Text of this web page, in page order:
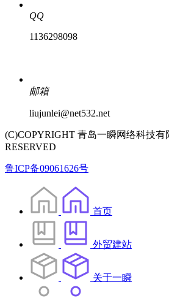
QQ
1136298098
邮箱
liujunlei@net532.net
(C)COPYRIGHT 青岛一瞬网络科技
RESERVED
鲁ICP备09061626号
首页
外贸建站
关于一瞬